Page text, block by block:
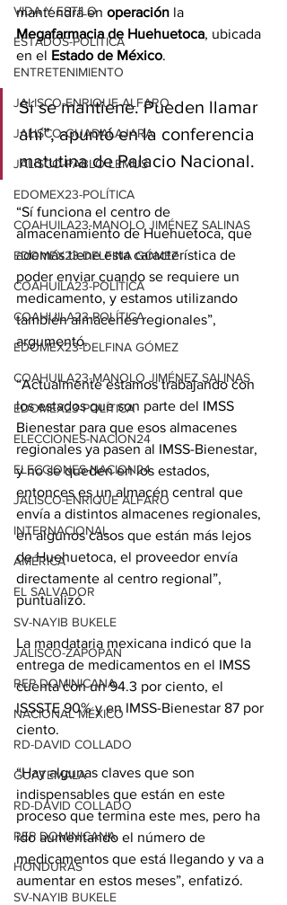
VIDA Y ESTILO
ESTADOS-POLÍTICA
ENTRETENIMIENTO
JALISCO-ENRIQUE ALFARO
JALISCO-GUADALAJARA
JALISCO-PABLO LEMUS
EDOMEX23-POLÍTICA
COAHUILA23-MANOLO JIMÉNEZ SALINAS
EDOMEX23-DELFINA GÓMEZ
COAHUILA23-POLÍTICA
COAHUILA23-POLÍTICA
EDOMEX23-DELFINA GÓMEZ
COAHUILA23-MANOLO JIMÉNEZ SALINAS
EDOMEX23-POLÍTICA
ELECCIONES-NACION24
ELECCIONES-NACION24
JALISCO-ENRIQUE ALFARO
INTERNACIONAL
AMÉRICA
EL SALVADOR
SV-NAYIB BUKELE
JALISCO-ZAPOPAN
REP DOMINICANA
NACIONAL MÉXICO
RD-DAVID COLLADO
GUATEMALA
RD-DAVID COLLADO
REP DOMINICANA
HONDURAS
SV-NAYIB BUKELE
mantendrá en operación la
Megafarmacia de Huehuetoca, ubicada
en el Estado de México.
Sí se mantiene. Pueden llamar
ahí”, apuntó en la conferencia
matutina de Palacio Nacional.
“Sí funciona el centro de
almacenamiento de Huehuetoca, que
además tiene esta característica de
poder enviar cuando se requiere un
medicamento, y estamos utilizando
también almacenes regionales”,
argumentó.
“Actualmente estamos trabajando con
los estados que son parte del IMSS
Bienestar para que esos almacenes
regionales ya pasen al IMSS-Bienestar,
y no se queden en los estados,
entonces es un almacén central que
envía a distintos almacenes regionales,
en algunos casos que están más lejos
de Huehuetoca, el proveedor envía
directamente al centro regional”,
puntualizó.
La mandataria mexicana indicó que la
entrega de medicamentos en el IMSS
cuenta con un 94.3 por ciento, el
ISSSTE 90% y en IMSS-Bienestar 87 por
ciento.
“Hay algunas claves que son
indispensables que están en este
proceso que termina este mes, pero ha
ido aumentando el número de
medicamentos que está llegando y va a
aumentar en estos meses”, enfatizó.